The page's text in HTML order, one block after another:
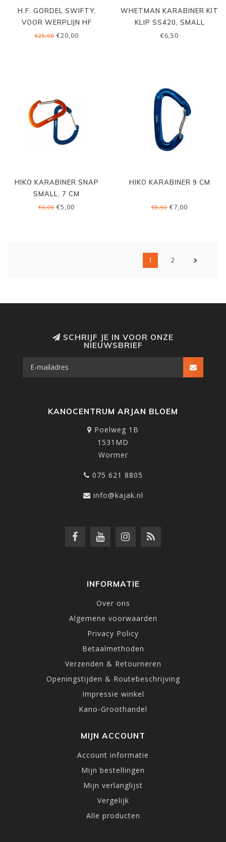
H.F. GORDEL SWIFTY,
VOOR WERPLIJN HF
€25,00€20,00
WHETMAN KARABINER KIT
KLIP SS420, SMALL
€6,50
HIKO KARABINER SNAP
SMALL, 7 CM
€6,00 €5,00
HIKO KARABINER 9 CM
€8,50 €7,00
1 2
SCHRIJF JE IN VOOR ONZE
NIEUWSBRIEF
KANOCENTRUM ARJAN BLOEM
Poelweg 1B
1531MD
Wormer
075 621 8805
info@kajak.nl
INFORMATIE
Over ons
Algemene voorwaarden
Privacy Policy
Betaalmethoden
Verzenden & Retourneren
Openingstijden & Routebeschrijving
Impressie winkel
Kano-Groothandel
MIJN ACCOUNT
Account informatie
Mijn bestellingen
Mijn verlanglijst
Vergelijk
Alle producten